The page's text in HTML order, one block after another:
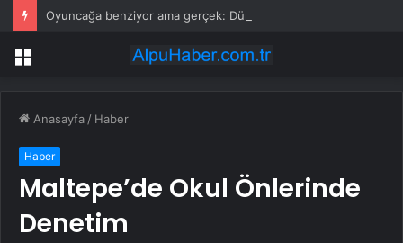
Menü
Anasayfa / Haber
Haber
Maltepe’de Okul Önlerinde
Denetim